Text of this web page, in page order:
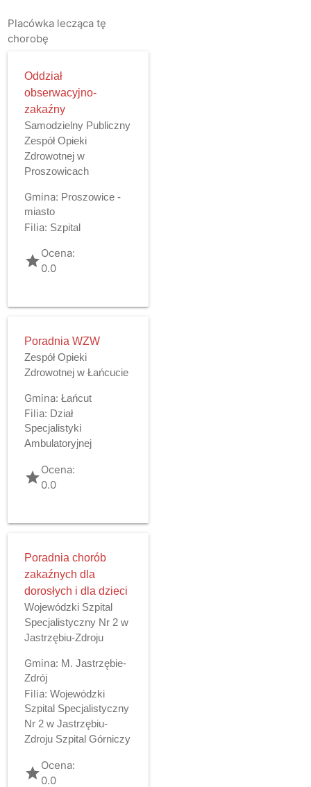
Placówka lecząca tę
chorobę
Oddział
obserwacyjno-
zakaźny
Samodzielny Publiczny
Zespół Opieki
Zdrowotnej w
Proszowicach
Gmina: Proszowice -
miasto
Filia: Szpital
gradeOcena:
0.0
Poradnia WZW
Zespół Opieki
Zdrowotnej w Łańcucie
Gmina: Łańcut
Filia: Dział
Specjalistyki
Ambulatoryjnej
gradeOcena:
0.0
Poradnia chorób
zakaźnych dla
dorosłych i dla dzieci
Wojewódzki Szpital
Specjalistyczny Nr 2 w
Jastrzębiu-Zdroju
Gmina: M. Jastrzębie-
Zdrój
Filia: Wojewódzki
Szpital Specjalistyczny
Nr 2 w Jastrzębiu-
Zdroju Szpital Górniczy
gradeOcena:
0.0